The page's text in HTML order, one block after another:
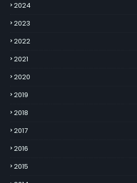
2024
2023
2022
2021
2020
2019
2018
2017
2016
2015